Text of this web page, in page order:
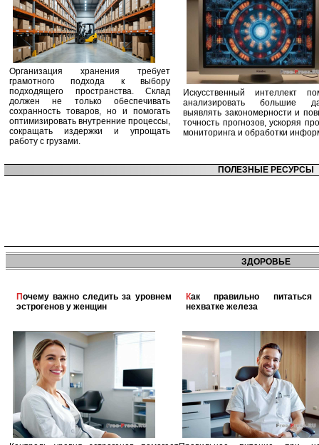
Организация хранения требует
грамотного подхода к выбору
подходящего пространства. Склад
должен не только обеспечивать
сохранность товаров, но и помогать
оптимизировать внутренние процессы,
сокращать издержки и упрощать
работу с грузами.
Искусственный интеллект
анализировать большие
выявлять закономерности и
точность прогнозов, ускоряя
мониторинга и обработки
ПОЛЕЗНЫЕ РЕСУРСЫ
ЗДОРОВЬЕ
Почему важно следить за уровнем
эстрогенов у женщин
Как правильно питаться при
нехватке железа